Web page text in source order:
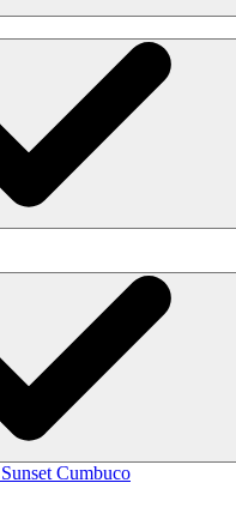
Sunset Cumbuco